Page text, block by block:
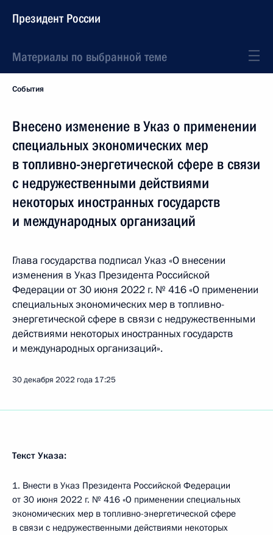
Президент России
Материалы по выбранной теме
События
Внесено изменение в Указ о применении
специальных экономических мер
в топливно-энергетической сфере в связи
с недружественными действиями
некоторых иностранных государств
и международных организаций
Глава государства подписал Указ «О внесении
изменения в Указ Президента Российской
Федерации от 30 июня 2022 г. № 416 «О применении
специальных экономических мер в топливно-
энергетической сфере в связи с недружественными
действиями некоторых иностранных государств
и международных организаций».
30 декабря 2022 года 17:25
Текст Указа:
1. Внести в Указ Президента Российской Федерации
от 30 июня 2022 г. № 416 «О применении специальных
экономических мер в топливно-энергетической сфере
в связи с недружественными действиями некоторых